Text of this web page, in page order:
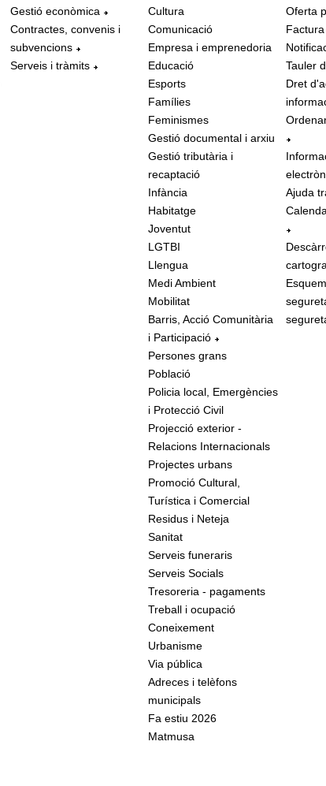
Gestió econòmica
Contractes, convenis i
subvencions
Serveis i tràmits
Cultura
Comunicació
Empresa i emprenedoria
Educació
Esports
Famílies
Feminismes
Gestió documental i arxiu
Gestió tributària i
recaptació
Infància
Habitatge
Joventut
LGTBI
Llengua
Medi Ambient
Mobilitat
Barris, Acció Comunitària
i Participació
Persones grans
Població
Policia local, Emergències
i Protecció Civil
Projecció exterior -
Relacions Internacionals
Projectes urbans
Promoció Cultural,
Turística i Comercial
Residus i Neteja
Sanitat
Serveis funeraris
Serveis Socials
Tresoreria - pagaments
Treball i ocupació
Coneixement
Urbanisme
Via pública
Adreces i telèfons
municipals
Fa estiu 2026
Matmusa
Oferta
Tauler
Dret
Ajuda